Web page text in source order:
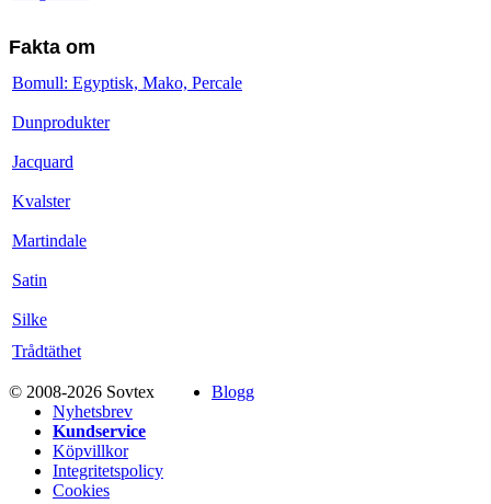
Fakta om
Bomull: Egyptisk, Mako, Percale
Dunprodukter
Jacquard
Kvalster
Martindale
Satin
Silke
Trådtäthet
© 2008-2026 Sovtex
Blogg
Nyhetsbrev
Kundservice
Köpvillkor
Integritetspolicy
Cookies